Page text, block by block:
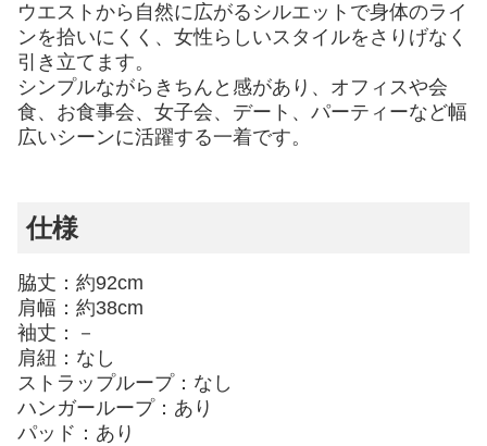
ウエストから自然に広がるシルエットで身体のライ
ンを拾いにくく、女性らしいスタイルをさりげなく
引き立てます。
シンプルながらきちんと感があり、オフィスや会
食、お食事会、女子会、デート、パーティーなど幅
広いシーンに活躍する一着です。
仕様
脇丈：約92cm
肩幅：約38cm
袖丈：－
肩紐：なし
ストラップループ：なし
ハンガーループ：あり
パッド：あり